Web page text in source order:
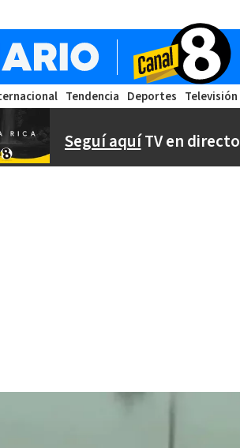
Tendencia Deportes Televisión
Seguí aquíTV en directo